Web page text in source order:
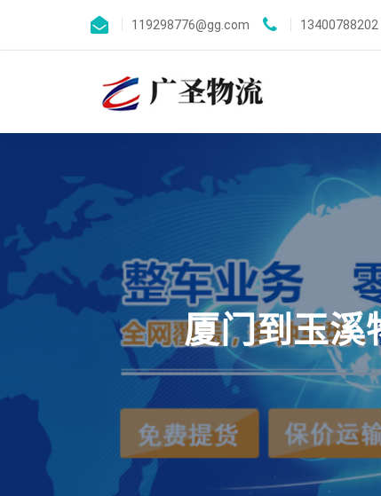
119298776@gg.com 13400788202
厦门到玉溪